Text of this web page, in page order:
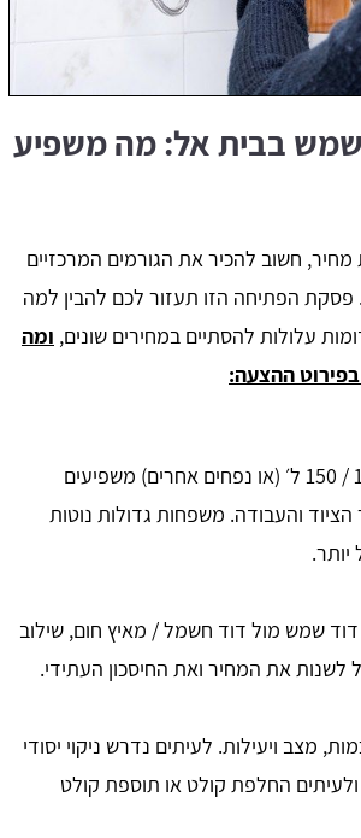
שמש בבית אל: מה משפיע
חשוב להכיר את הגורמים המרכזיים
הפתיחה הזו תעזור לכם להבין למה
עלולות להסתיים במחירים שונים, ומה
ההצעה:
120 / 150 ל׳ (או נפחים אחרים) משפיעים
הציוד והעבודה. משפחות גדולות נוטות
יותר.
דוד שמש מול דוד חשמל / מאיץ חום, שילוב
לשנות את המחיר ואת החיסכון העתידי.
מצב ויעילות. לעיתים נדרש ניקוי יסודי
החלפת קולט או תוספת קולט